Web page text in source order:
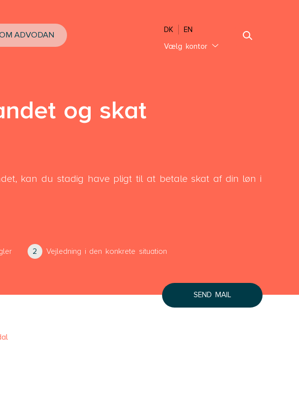
DK
EN
Vælg kontor
Thisted
Glostrup København
Næstved
Store Heddinge
ADVODAN
og skat
kan du stadig have pligt til at betale skat af din løn i
Vejledning i den konkrete situation
SEND MAIL